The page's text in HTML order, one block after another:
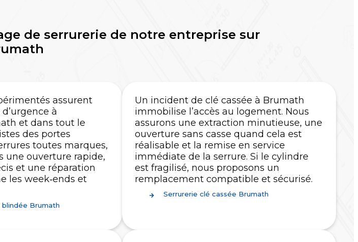
de serrurerie de notre entreprise sur
assurent
à
et dans tout le
des portes
toutes marques,
une ouverture rapide,
et une réparation
les week‑ends et
Brumath
Un incident de clé cassée à Brumath
immobilise l’accès au logement. Nous
assurons une extraction minutieuse, une
ouverture sans casse quand cela est
réalisable et la remise en service
immédiate de la serrure. Si le cylindre
est fragilisé, nous proposons un
remplacement compatible et sécurisé.
Serrurerie clé cassée Brumath